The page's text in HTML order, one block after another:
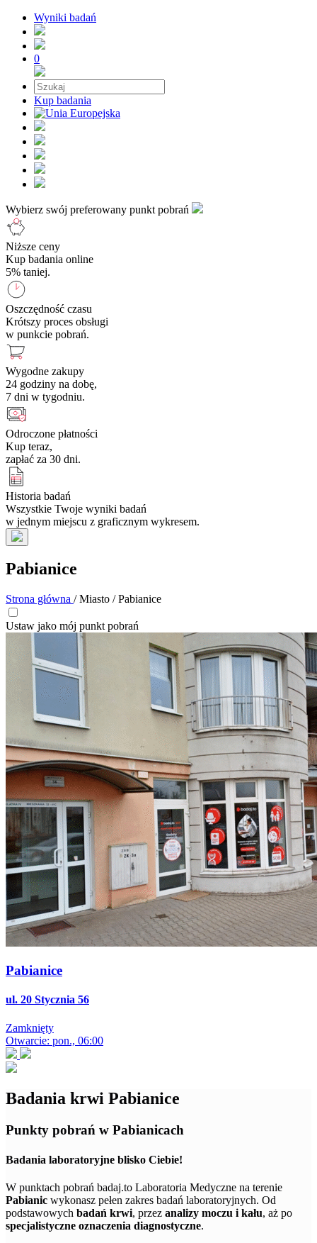
Wyniki badań
0
Kup badania
Wybierz swój preferowany punkt pobrań
Niższe ceny
Kup badania online
5% taniej.
Oszczędność czasu
Krótszy proces obsługi
w punkcie pobrań.
Wygodne zakupy
24 godziny na dobę,
7 dni w tygodniu.
Odroczone płatności
Kup teraz,
zapłać za 30 dni.
Historia badań
Wszystkie Twoje wyniki badań
w jednym miejscu z graficznym wykresem.
Pabianice
Strona główna / Miasto / Pabianice
Ustaw jako mój punkt pobrań
Pabianice
ul. 20 Stycznia 56
Zamknięty
Otwarcie: pon., 06:00
Badania krwi Pabianice
Punkty pobrań w Pabianicach
Badania laboratoryjne blisko Ciebie!
W punktach pobrań badaj.to Laboratoria Medyczne na terenie
Pabianic wykonasz pełen zakres badań laboratoryjnych. Od
podstawowych badań krwi, przez analizy moczu i kału, aż po
specjalistyczne oznaczenia diagnostyczne.